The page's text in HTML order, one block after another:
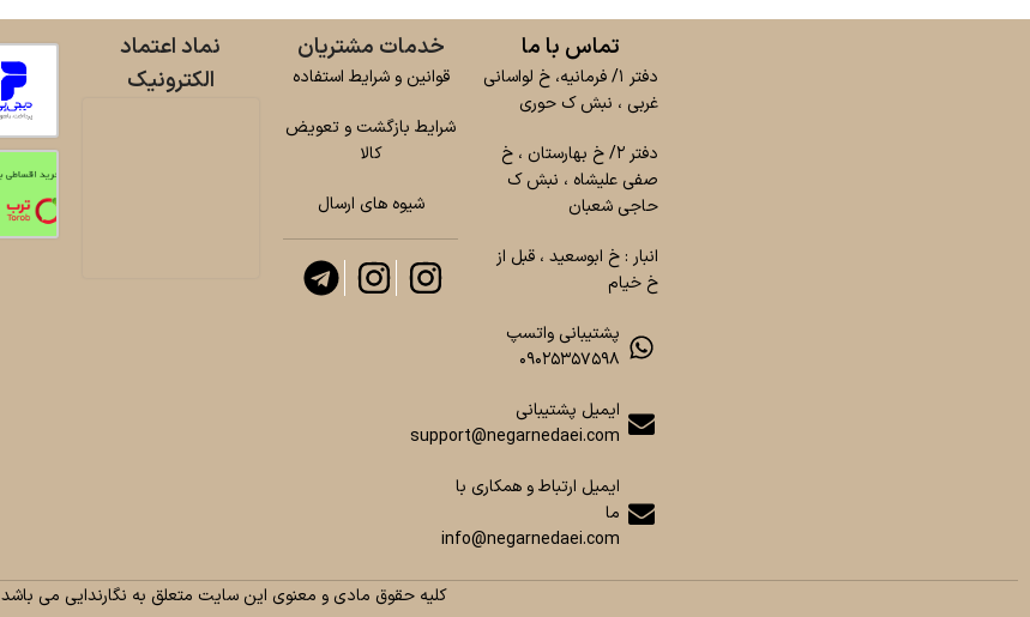
تماس با ما
دفتر ۱/ فرمانیه، خ لواسانی
غربی ، نبش ک حوری
دفتر ۲/ خ بهارستان ، خ
صفی علیشاه ، نبش ک
حاجی شعبان
انبار : خ ابوسعید ، قبل از
خ خیام
پشتیبانی واتسپ
۰۹۰۲۵۳۵۷۵۹۸
ایمیل پشتیبانی
support@negarnedaei.com
ایمیل ارتباط و همکاری با
ما
info@negarnedaei.com
خدمات مشتریان
قوانین و شرایط استفاده
شرایط بازگشت و تعویض
کالا
شیوه های ارسال
نماد اعتماد
الکترونیک
کلیه حقوق مادی و معنوی این سایت متعلق به نگارندایی می باشد